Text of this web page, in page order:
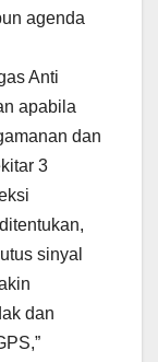
agenda
Anti
apabila
dan
3
sinyal
dan